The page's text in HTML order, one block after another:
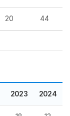
20 44
2023 2024